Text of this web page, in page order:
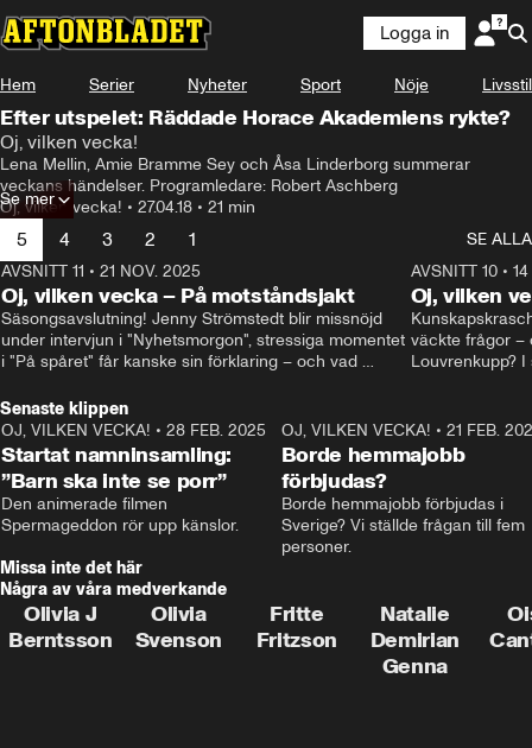
Logga in
Hem Serier Nyheter Sport Nöje Livsstil
Efter utspelet: Räddade Horace Akademiens rykte?
Oj, vilken vecka!
Lena Mellin, Amie Bramme Sey och Åsa Linderborg summerar
veckans händelser. Programledare: Robert Aschberg
Oj, vilken vecka! • 27.04.18 • 21 min
Se mer
5 4 3 2 1
SE ALLA
AVSNITT 11 • 21 NOV. 2025
Oj, vilken vecka – På motståndsjakt
Säsongsavslutning! Jenny Strömstedt blir missnöjd
under intervjun i "Nyhetsmorgon", stressiga momentet
i "På spåret" får kanske sin förklaring – och vad
Cantwell och Karin Pettersson.
AVSNITT 10•
Oj, vilken
väckte frågor –
Louvrenkupp?
Senaste klippen
2:40
OJ, VILKEN VECKA! • 28 FEB. 2025
Startat namninsamling:
”Barn ska inte se porr”
Den animerade filmen
Spermageddon rör upp känslor.
OJ, VILKEN VECKA! • 21 FEB.
Borde hemmajobb
förbjudas?
Borde hemmajobb förbjudas i
Sverige? Vi ställde frågan till fem
personer.
Missa inte det här
Några av våra medverkande
Olivia J
Berntsson
Olivia
Svenson
Fritte
Fritzson
Natalie
Demirian
Genna